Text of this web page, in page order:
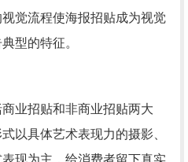
觉流程使海报招贴成为视觉
型的特征。
业招贴和非商业招贴两大
以具体艺术表现力的摄影、
现为主，给消费者留下真实